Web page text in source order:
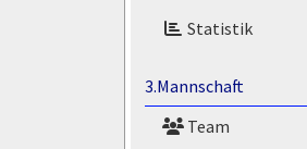
Statistik
3.Mannschaft
Team